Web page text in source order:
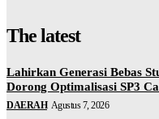
The latest
Lahirkan Generasi Bebas
Dorong Optimalisasi SP3
DAERAH Agustus 7, 2026